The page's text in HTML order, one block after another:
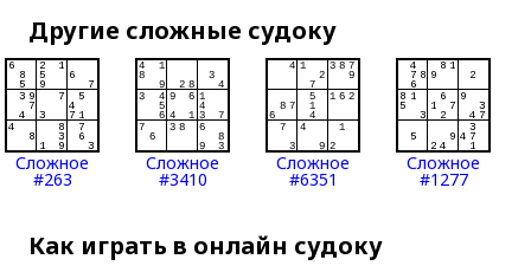
Другие сложные судоку
Сложное
#263
Сложное
#3410
Сложное
#6351
Сложное
#1277
Как играть в онлайн судоку